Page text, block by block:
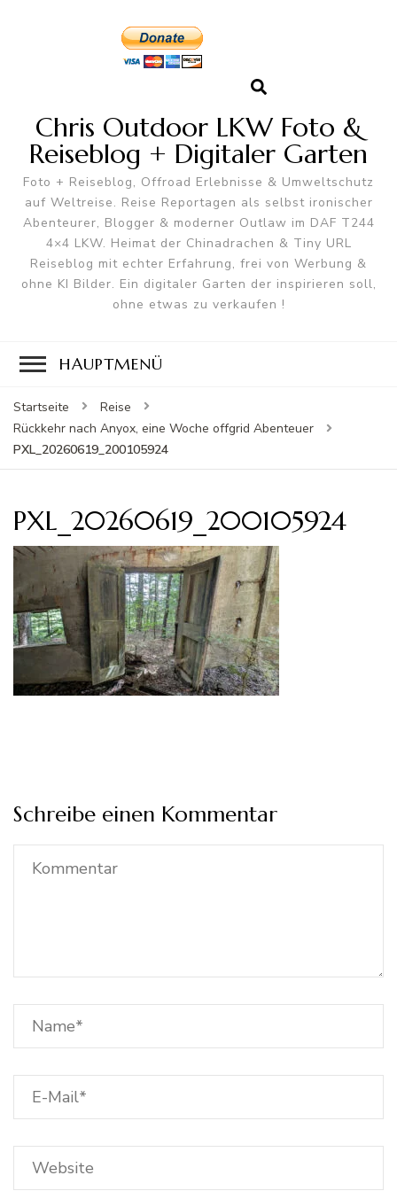
Chris Outdoor LKW Foto &
Reiseblog + Digitaler Garten
Foto + Reiseblog, Offroad Erlebnisse & Umweltschutz
auf Weltreise. Reise Reportagen als selbst ironischer
Abenteurer, Blogger & moderner Outlaw im DAF T244
4×4 LKW. Heimat der Chinadrachen & Tiny URL
Reiseblog mit echter Erfahrung, frei von Werbung &
ohne KI Bilder. Ein digitaler Garten der inspirieren soll,
ohne etwas zu verkaufen !
HAUPTMENÜ
Startseite
Reise
Rückkehr nach Anyox, eine Woche offgrid Abenteuer
PXL_20260619_200105924
PXL_20260619_200105924
Schreibe einen Kommentar